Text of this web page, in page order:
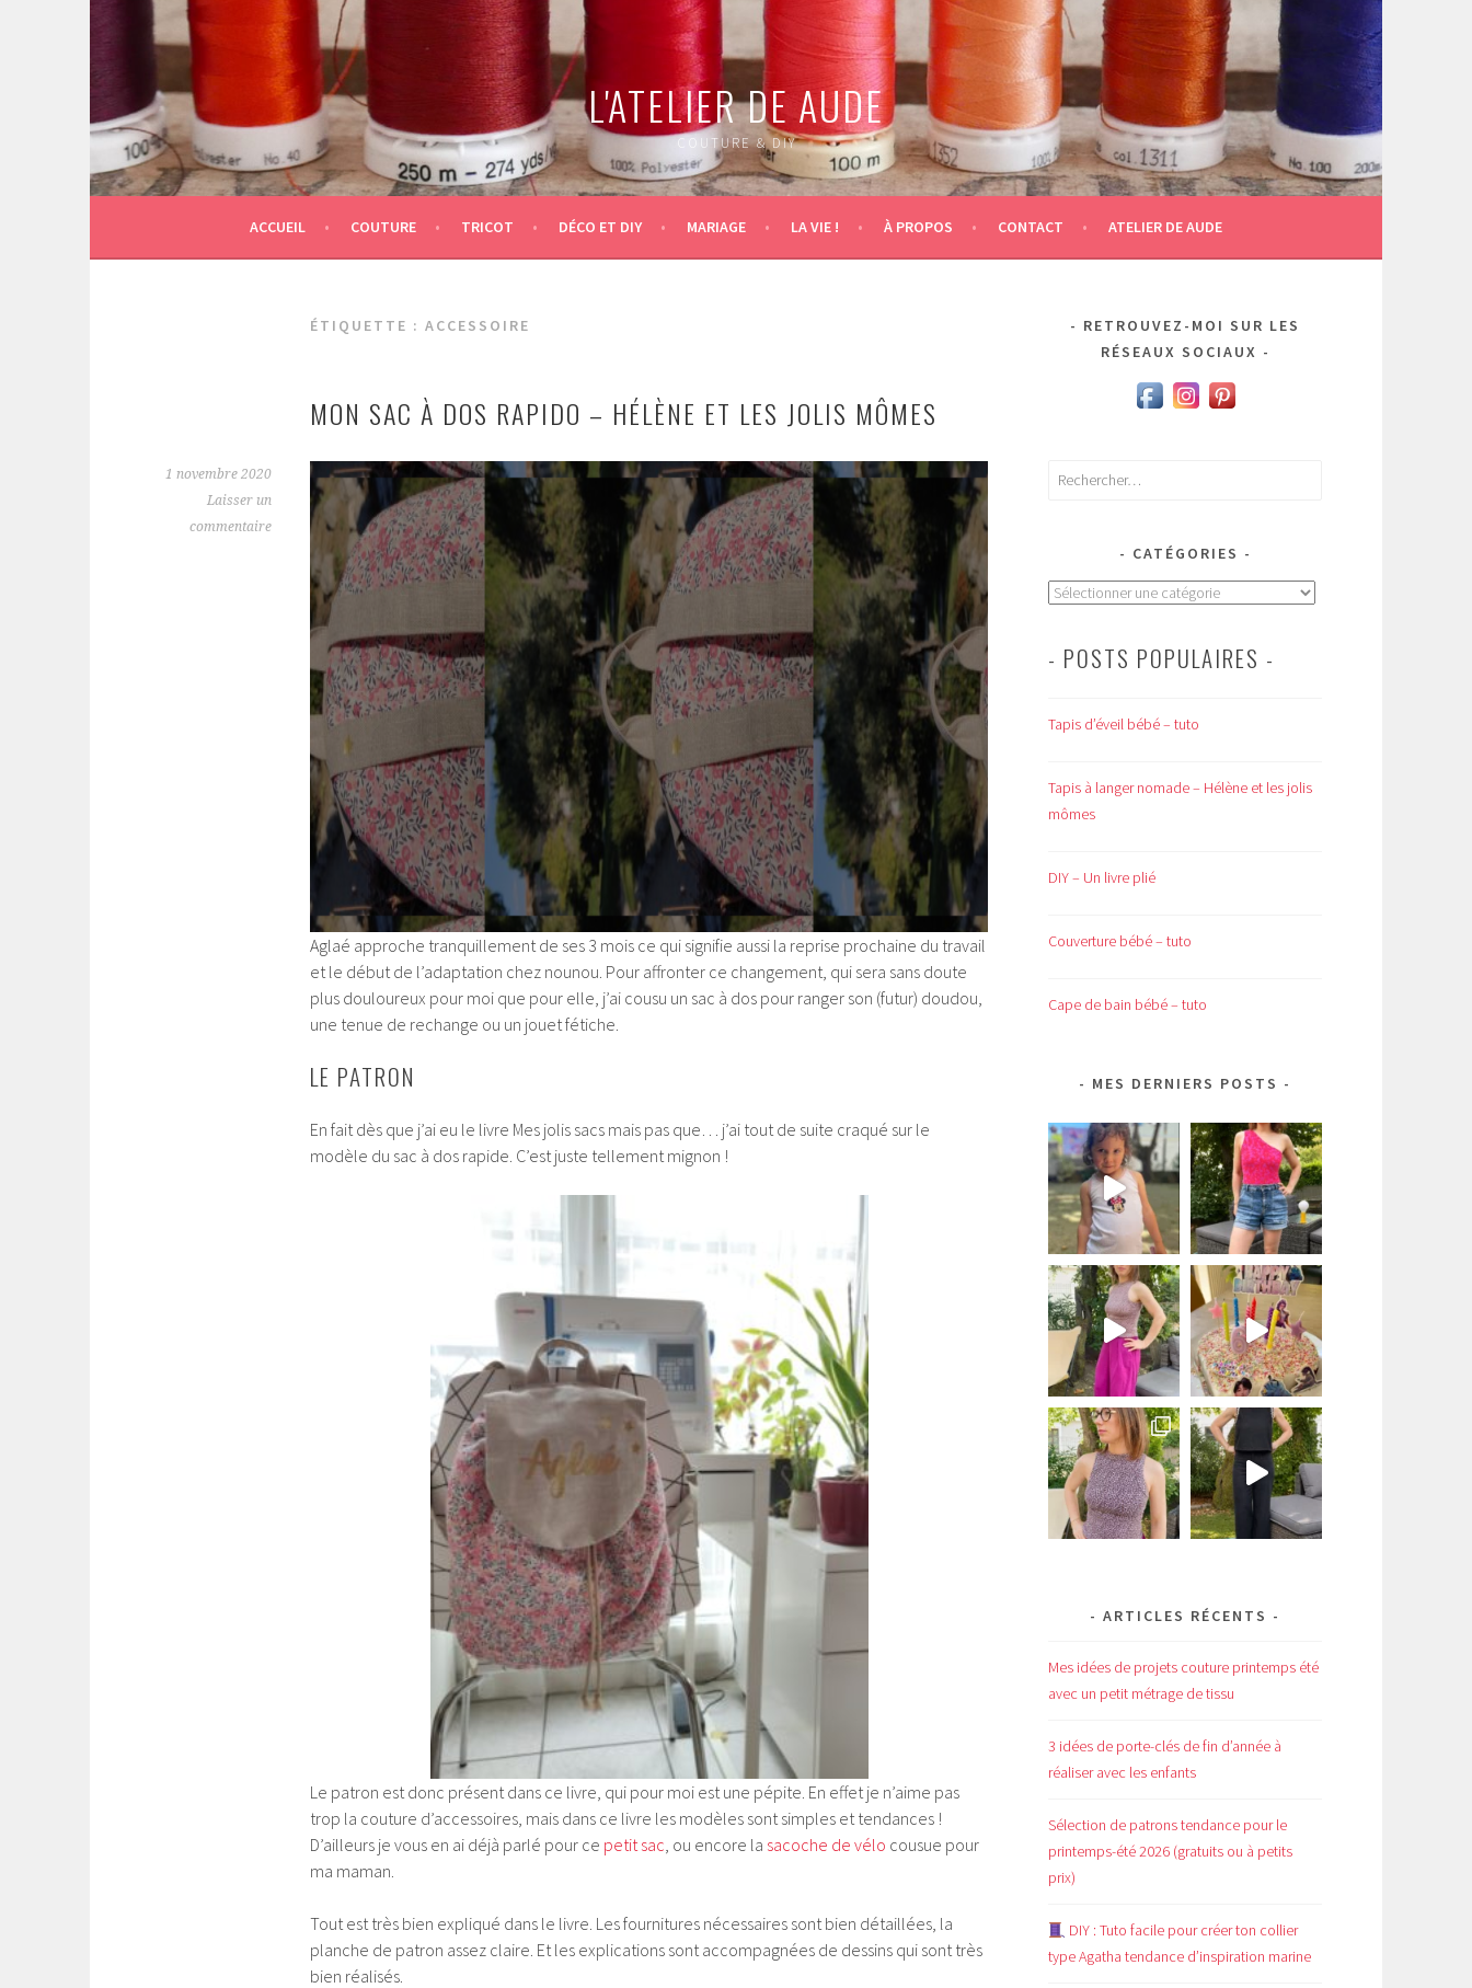
principal
L'ATELIER DE AUDE
COUTURE & DIY
ACCUEIL COUTURE TRICOT DÉCO ET DIY MARIAGE LA VIE ! À PROPOS CONTACT ATELIER DE AUDE
ÉTIQUETTE : ACCESSOIRE
MON SAC À DOS RAPIDO – HÉLÈNE ET LES JOLIS MÔMES
1 novembre 2020
Laisser un
commentaire
Aglaé approche tranquillement de ses 3 mois ce qui signifie aussi la reprise prochaine du travail
et le début de l’adaptation chez nounou. Pour affronter ce changement, qui sera sans doute
plus douloureux pour moi que pour elle, j’ai cousu un sac à dos pour ranger son (futur) doudou,
une tenue de rechange ou un jouet fétiche.
LE PATRON
En fait dès que j’ai eu le livre Mes jolis sacs mais pas que… j’ai tout de suite craqué sur le
modèle du sac à dos rapide. C’est juste tellement mignon !
Le patron est donc présent dans ce livre, qui pour moi est une pépite. En effet je n’aime pas
trop la couture d’accessoires, mais dans ce livre les modèles sont simples et tendances !
D’ailleurs je vous en ai déjà parlé pour ce petit sac, ou encore la sacoche de vélo cousue pour
ma maman.
Tout est très bien expliqué dans le livre. Les fournitures nécessaires sont bien détaillées, la
planche de patron assez claire. Et les explications sont accompagnées de dessins qui sont très
bien réalisés.
RETROUVEZ-MOI SUR LES
RÉSEAUX SOCIAUX
Rechercher :
CATÉGORIES
Catégories
- POSTS POPULAIRES -
Tapis d’éveil bébé – tuto
Tapis à langer nomade – Hélène et les jolis
mômes
DIY – Un livre plié
Couverture bébé – tuto
Cape de bain bébé – tuto
MES DERNIERS POSTS
ARTICLES RÉCENTS
Mes idées de projets couture printemps été
avec un petit métrage de tissu
3 idées de porte-clés de fin d’année à
réaliser avec les enfants
Sélection de patrons tendance pour le
printemps-été 2026 (gratuits ou à petits
prix)
DIY : Tuto facile pour créer ton collier
type Agatha tendance d’inspiration marine